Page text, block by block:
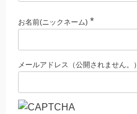
お名前(ニックネーム) *
メールアドレス（公開されません。）